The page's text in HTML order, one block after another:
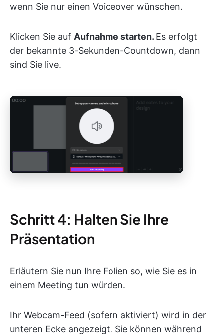
wenn Sie nur einen Voiceover wünschen.
Klicken Sie auf Aufnahme starten. Es erfolgt
der bekannte 3-Sekunden-Countdown, dann
sind Sie live.
Schritt 4: Halten Sie Ihre
Präsentation
Erläutern Sie nun Ihre Folien so, wie Sie es in
einem Meeting tun würden.
Ihr Webcam-Feed (sofern aktiviert) wird in der
unteren Ecke angezeigt. Sie können während